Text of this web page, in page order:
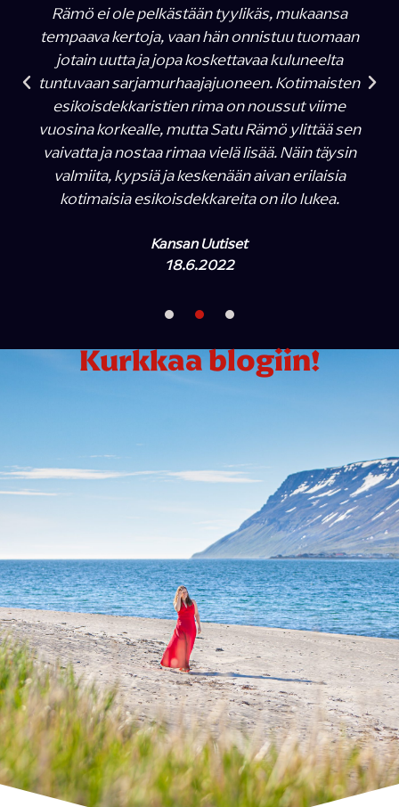
Rämö ei ole pelkästään tyylikäs, mukaansa
tempaava kertoja, vaan hän onnistuu tuomaan
jotain uutta ja jopa koskettavaa kuluneelta
tuntuvaan sarjamurhaajajuoneen. Kotimaisten
esikoisdekkaristien rima on noussut viime
vuosina korkealle, mutta Satu Rämö ylittää sen
vaivatta ja nostaa rimaa vielä lisää. Näin täysin
valmiita, kypsiä ja keskenään aivan erilaisia
kotimaisia esikoisdekkareita on ilo lukea.
Kansan Uutiset
18.6.2022
Kurkkaa blogiin!